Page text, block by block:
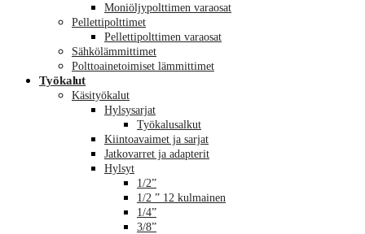
Moniöljypolttimen varaosat
Pellettipolttimet
Pellettipolttimen varaosat
Sähkölämmittimet
Polttoainetoimiset lämmittimet
Työkalut
Käsityökalut
Hylsysarjat
Työkalusalkut
Kiintoavaimet ja sarjat
Jatkovarret ja adapterit
Hylsyt
1/2”
1/2 ” 12 kulmainen
1/4”
3/8”